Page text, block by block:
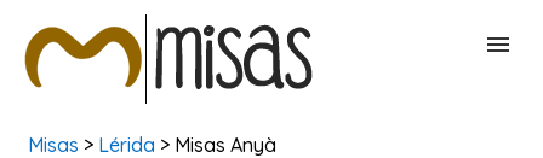
BUSCAR MISAS
Misas > Lérida > Misas Anyà